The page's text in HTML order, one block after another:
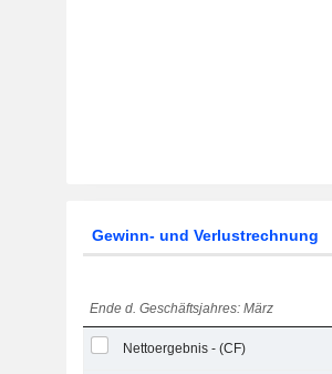
Gewinn- und Verlustrechnung
Ende d. Geschäftsjahres: März
Nettoergebnis - (CF)